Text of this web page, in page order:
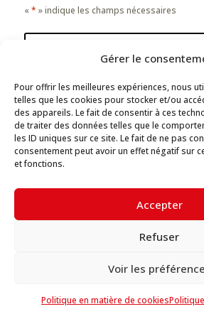
Gérer le
Pour offrir les meilleures expériences, nous
telles que les cookies pour stocker et/ou
des appareils. Le fait de consentir à ces
de traiter des données telles que le
les ID uniques sur ce site. Le fait de ne pas
consentement peut avoir un effet négatif sur
et fonctions.
Accepter
Refuser
Voir les
Politique en matière de cookies
«* » indique les champs nécessaires
Recevoir le
Mentions légales
Politique de confidentialité
Paramètres en matière de cookies